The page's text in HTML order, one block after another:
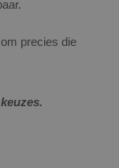
precies die